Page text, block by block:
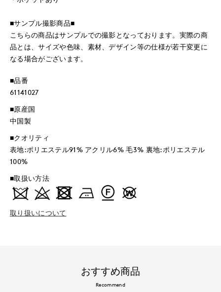
■サンプル撮影商品■
こちらの商品はサンプルでの撮影となっております。実際の商
品とは、サイズや色味、素材、デザイン等の仕様が若干変更に
なる場合がございます。
■品番
61141027
■原産国
中国製
■クオリティ
表地:ポリエステル91% アクリル6% 毛3% 裏地:ポリエステル
100%
■取扱い方法
取り扱いについて
おすすめ商品
Recommend